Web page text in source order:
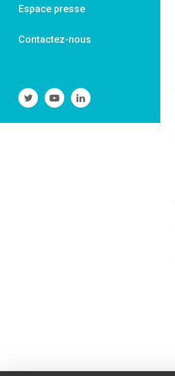
Espace presse
Contactez-nous
Suivre
l'ANSM
Twitter
Suivre
l'ANSM
Youtube
Suivre
l'ANSM
Linkedin